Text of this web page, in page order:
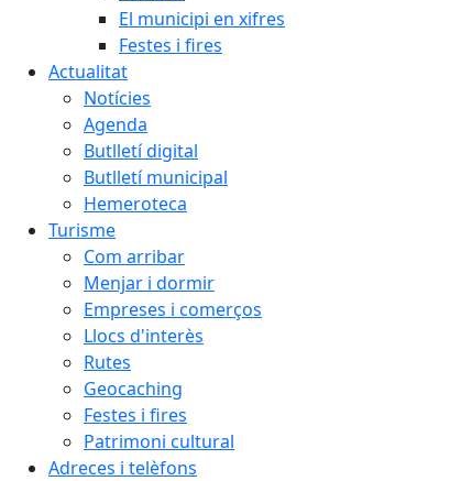
El municipi en xifres
Festes i fires
Actualitat
Notícies
Agenda
Butlletí digital
Butlletí municipal
Hemeroteca
Turisme
Com arribar
Menjar i dormir
Empreses i comerços
Llocs d'interès
Rutes
Geocaching
Festes i fires
Patrimoni cultural
Adreces i telèfons